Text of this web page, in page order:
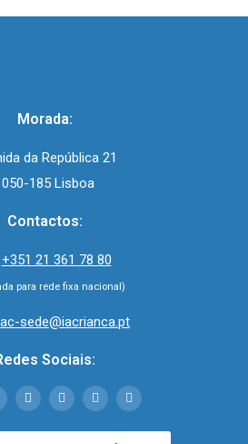
Morada:
da República 21
185 Lisboa
Contactos:
+351 21 361 78 80
para rede fixa nacional)
sede@iacrianca.pt
Sociais: